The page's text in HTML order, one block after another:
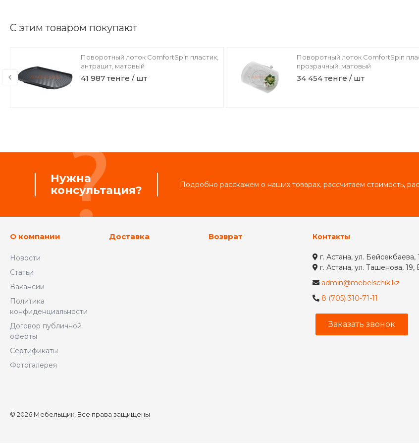
С этим товаром покупают
Поворотный лоток ComfortSpin пластик,
антрацит, матовый
41 987 тенге / шт
Поворотный лоток ComfortSpin
прозрачный, матовый
34 454 тенге / шт
Нужна
консультация?
Подробно расскажем о наших товарах, рассчитаем стоимость,
О компании
Новости
Статьи
Вакансии
Политика
конфиденциальности
Договор публичной
оферты
Сертификаты
Фотогалерея
Доставка Возврат Контакты
г. Астана, ул. Бейсекбаева,
г. Астана, ул. Ташенова,
admin@mebelschik.kz
8 (705) 310-71-11
Заказать звонок
© 2026 Мебельщик, Все права защищены